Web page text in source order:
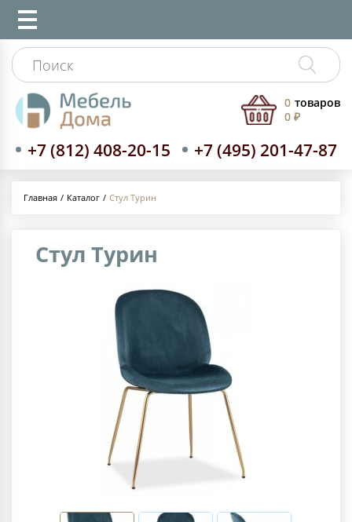
+7 (812) 408-20-15 +7 (495) 201-47-87
0 товаров
0 ₽
Главная Каталог Стул Турин
Стул Турин